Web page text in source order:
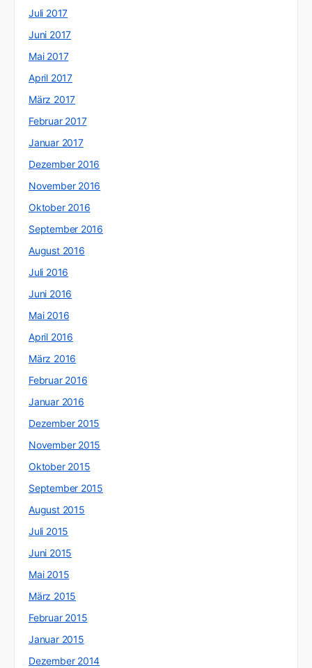
Juli 2017
Juni 2017
Mai 2017
April 2017
März 2017
Februar 2017
Januar 2017
Dezember 2016
November 2016
Oktober 2016
September 2016
August 2016
Juli 2016
Juni 2016
Mai 2016
April 2016
März 2016
Februar 2016
Januar 2016
Dezember 2015
November 2015
Oktober 2015
September 2015
August 2015
Juli 2015
Juni 2015
Mai 2015
März 2015
Februar 2015
Januar 2015
Dezember 2014